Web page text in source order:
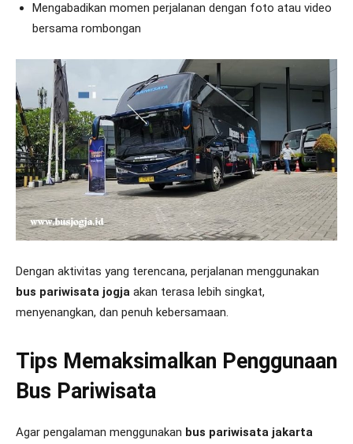
Mengabadikan momen perjalanan dengan foto atau video
bersama rombongan
Dengan aktivitas yang terencana, perjalanan menggunakan
bus pariwisata jogja akan terasa lebih singkat,
menyenangkan, dan penuh kebersamaan.
Tips Memaksimalkan Penggunaan
Bus Pariwisata
Agar pengalaman menggunakan bus pariwisata jakarta